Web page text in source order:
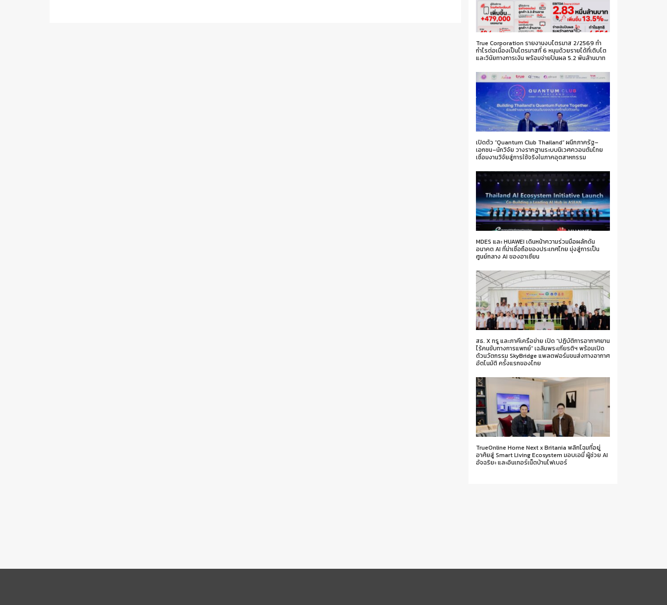
True Corporation รายงานงบไตรมาส 2/2569 ทำ
กำไรต่อเนื่องเป็นไตรมาสที่ 6 หนุนด้วยรายได้ที่เติบโต
และวินัยทางการเงิน พร้อมจ่ายปันผล 5.2 พันล้านบาท
เปิดตัว “Quantum Club Thailand” ผนึกภาครัฐ–
เอกชน–นักวิจัย วางรากฐานระบบนิเวศควอนตัมไทย
เชื่อมงานวิจัยสู่การใช้จริงในภาคอุตสาหกรรม
MDES และ HUAWEI เดินหน้าความร่วมมือผลักดัน
อนาคต AI ที่น่าเชื่อถือของประเทศไทย มุ่งสู่การเป็น
ศูนย์กลาง AI ของอาเซียน
สธ. X ทรู และภาคีเครือข่าย เปิด “ปฏิบัติการอากาศยาน
ไร้คนขับทางการแพทย์” เฉลิมพระเกียรติฯ พร้อมเปิด
ตัวนวัตกรรม SkyBridge แพลตฟอร์มขนส่งทางอากาศ
อัตโนมัติ ครั้งแรกของไทย
TrueOnline Home Next x Britania พลิกโฉมที่อยู่
อาศัยสู่ Smart Living Ecosystem มอบเอมี่ ผู้ช่วย AI
อัจฉริยะ และอินเทอร์เน็ตบ้านไฟเบอร์